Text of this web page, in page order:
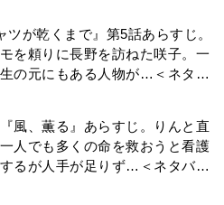
ツが乾くまで』第5話あらすじ。
を頼りに長野を訪ねた咲子。一
の元にもある人物が…＜ネタバ
風、薫る』あらすじ。りんと直
人でも多くの命を救おうと看護
るが人手が足りず…＜ネタバレ